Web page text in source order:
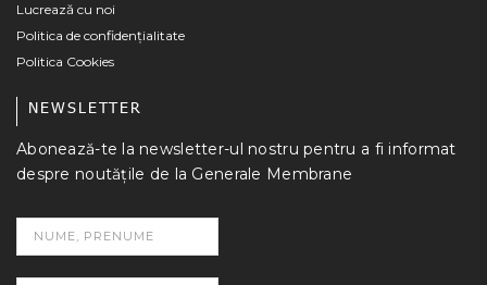
Lucrează cu noi
Politica de confidențialitate
Politica Cookies
NEWSLETTER
Abonează-te la newsletter-ul nostru pentru a fi informat
despre noutățile de la Generale Membrane